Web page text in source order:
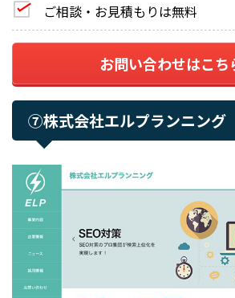
ご相談・お見積もりは無料
お問い合わせはこち
⑦株式会社エルプランニング